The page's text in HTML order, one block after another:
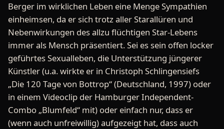
Berger im wirklichen Leben eine Menge Sympathien
einheimsen, da er sich trotz aller Starallüren und
Nebenwirkungen des allzu flüchtigen Star-Lebens
immer als Mensch präsentiert. Sei es sein offen locker
geführtes Sexualleben, die Unterstützung jüngerer
Künstler (u.a. wirkte er in Christoph Schlingensiefs
„Die 120 Tage von Bottrop“ (Deutschland, 1997) oder
in einem Videoclip der Hamburger Independent-
Combo „Blumfeld“ mit) oder einfach nur, dass er
(wenn auch unfreiwillig) aufgezeigt hat, dass auch